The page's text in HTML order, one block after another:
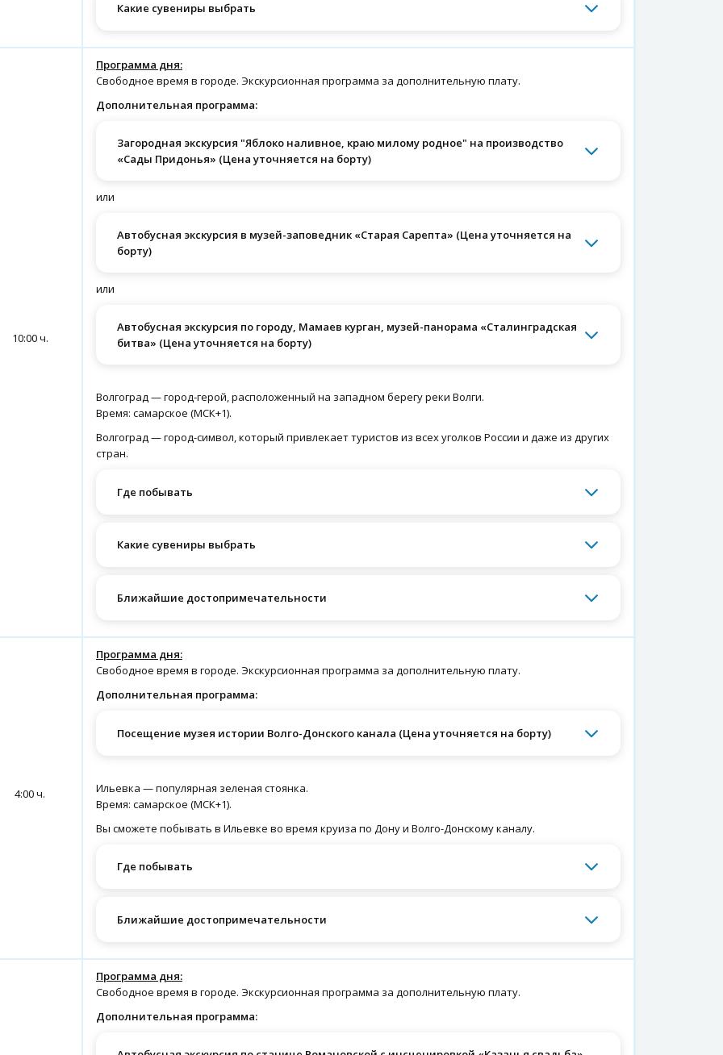
Какие сувениры выбрать
10:00 ч.
Программа дня:
Свободное время в городе. Экскурсионная программа за дополнительную плату.
Дополнительная программа:
Загородная экскурсия "Яблоко наливное, краю милому родное" на производство
«Сады Придонья» (Цена уточняется на борту)
или
Автобусная экскурсия в музей-заповедник «Старая Сарепта» (Цена уточняется на
борту)
или
Автобусная экскурсия по городу, Мамаев курган, музей-панорама «Сталинградская
битва» (Цена уточняется на борту)
Волгоград — город-герой, расположенный на западном берегу реки Волги.
Время: самарское (МСК+1).
Волгоград — город-символ, который привлекает туристов из всех уголков России и даже из других
стран.
Где побывать
Какие сувениры выбрать
Ближайшие достопримечательности
4:00 ч.
Программа дня:
Свободное время в городе. Экскурсионная программа за дополнительную плату.
Дополнительная программа:
Посещение музея истории Волго-Донского канала (Цена уточняется на борту)
Ильевка — популярная зеленая стоянка.
Время: самарское (МСК+1).
Вы сможете побывать в Ильевке во время круиза по Дону и Волго-Донскому каналу.
Где побывать
Ближайшие достопримечательности
Программа дня:
Свободное время в городе. Экскурсионная программа за дополнительную плату.
Дополнительная программа: